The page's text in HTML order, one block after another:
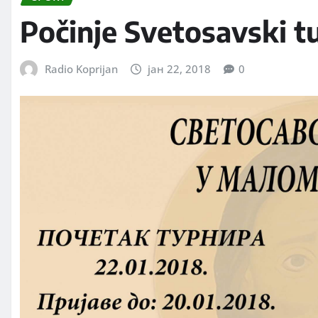
Počinje Svetosavski
Radio Koprijan јан 22, 2018 0